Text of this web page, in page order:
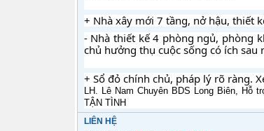
+ Nhà xây mới 7 tầng, nở hậu, thiết
- Nhà thiết kế 4 phòng ngủ, phòng
chủ hưởng thụ cuộc sống có ích
+ Sổ đỏ chính chủ, pháp lý rõ ràng.
LH. Lê Nam Chuyên BDS Long Biên, Hỗ
TẬN TÌNH
LIÊN HỆ